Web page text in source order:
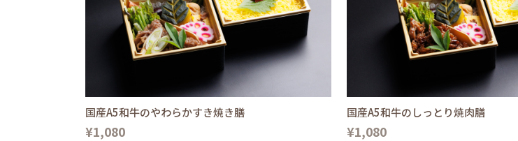
国産A5和牛のやわらかすき焼き膳
¥1,080
国産A5和牛のしっとり焼肉膳
¥1,080